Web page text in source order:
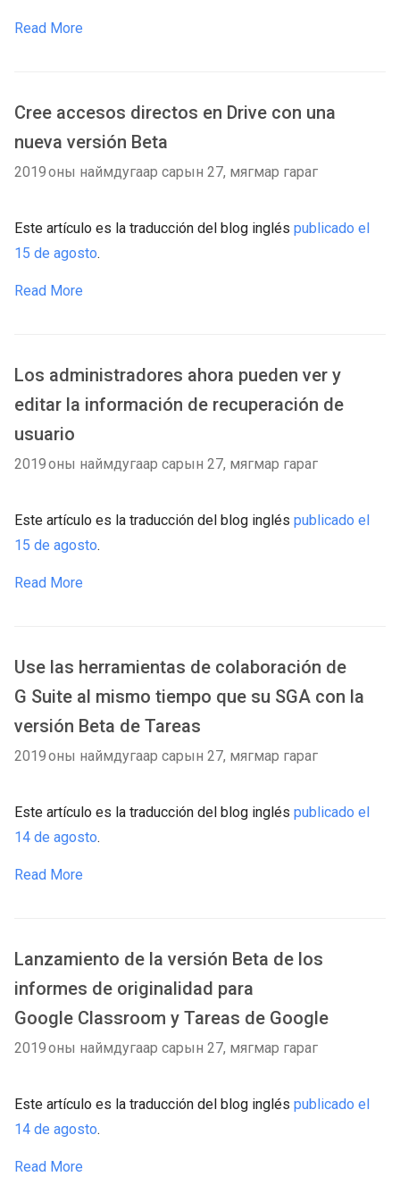
Read More
Cree accesos directos en Drive con una
nueva versión Beta
2019 оны наймдугаар сарын 27, мягмар гараг
Este artículo es la traducción del blog inglés publicado el
15 de agosto.
Read More
Los administradores ahora pueden ver y
editar la información de recuperación de
usuario
2019 оны наймдугаар сарын 27, мягмар гараг
Este artículo es la traducción del blog inglés publicado el
15 de agosto.
Read More
Use las herramientas de colaboración de
G Suite al mismo tiempo que su SGA con la
versión Beta de Tareas
2019 оны наймдугаар сарын 27, мягмар гараг
Este artículo es la traducción del blog inglés publicado el
14 de agosto.
Read More
Lanzamiento de la versión Beta de los
informes de originalidad para
Google Classroom y Tareas de Google
2019 оны наймдугаар сарын 27, мягмар гараг
Este artículo es la traducción del blog inglés publicado el
14 de agosto.
Read More